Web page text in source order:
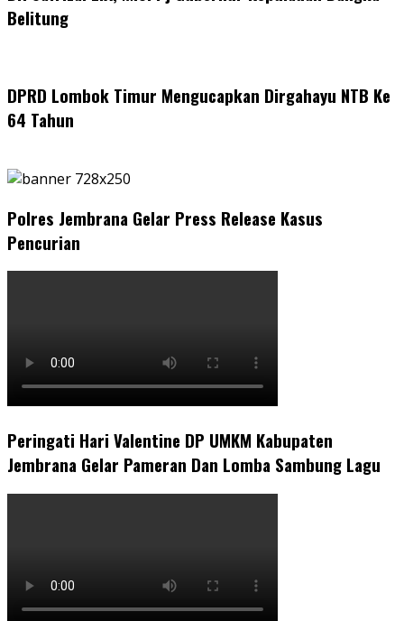
Belitung
DPRD Lombok Timur Mengucapkan Dirgahayu NTB Ke
64 Tahun
Polres Jembrana Gelar Press Release Kasus
Pencurian
Peringati Hari Valentine DP UMKM Kabupaten
Jembrana Gelar Pameran Dan Lomba Sambung Lagu